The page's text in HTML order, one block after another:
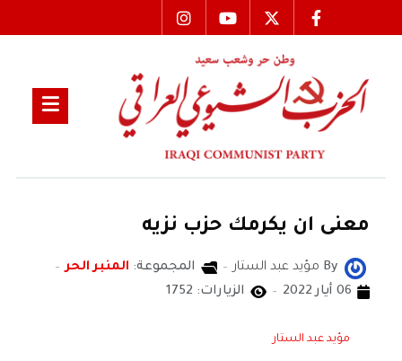
معنى ان يكرمك حزب نزيه
By مؤيد عبد الستار المجموعة: المنبر الحر
06 أيار 2022
الزيارات: 1752
مؤيد عبد الستار